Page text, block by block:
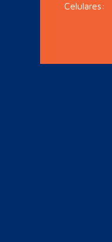
Celulares: